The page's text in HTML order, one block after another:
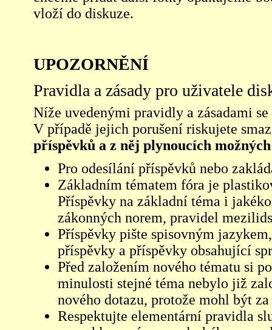
vloží do diskuze.
UPOZORNĚNÍ
Pravidla a zásady pro uživatele
Níže uvedenými pravidly a zásadami
V případě jejich porušení riskujete
příspěvků a z něj plynoucích
Pro odesílání příspěvků nebo
Základním tématem fóra je
Příspěvky na základní téma i
zákonných norem, pravidel
Příspěvky pište spisovným
příspěvky a příspěvky obsahující
Před založením nového tématu si
minulosti stejné téma nebylo již
nového dotazu, protože mohl být
Respektujte elementární pravidla